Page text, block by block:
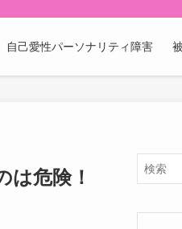
自己愛性パーソナリティ障害
危険！